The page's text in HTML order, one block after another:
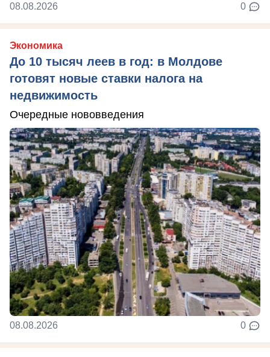
08.08.2026 0
Экономика
До 10 тысяч леев в год: в Молдове
готовят новые ставки налога на
недвижимость
Очередные нововведения
08.08.2026 0